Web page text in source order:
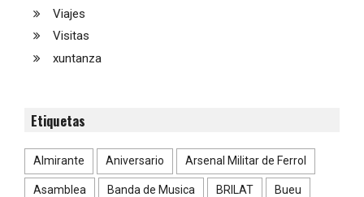
Viajes
Visitas
xuntanza
Etiquetas
Almirante Aniversario Arsenal Militar de Ferrol
Asamblea Banda de Musica BRILAT Bueu